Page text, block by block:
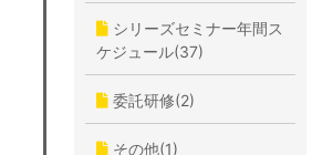
シリーズセミナー年間ス
ケジュール(37)
委託研修(2)
その他(1)